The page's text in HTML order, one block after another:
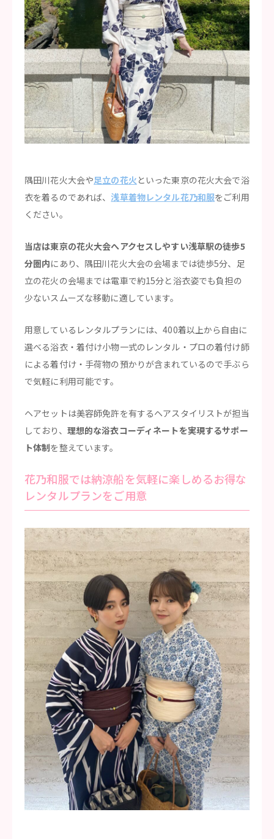
隅田川花火大会や足立の花火 といった東京の花火大会で浴
衣を着るのであれば、浅草着物レンタル花乃和服をご利用
ください。
当店は東京の花火大会へアクセスしやすい浅草駅の徒歩5
分圏内にあり、隅田川花火大会の会場までは徒歩5分、足
立の花火の会場までは電車で約15分と浴衣姿でも負担の
少ないスムーズな移動に適しています。
用意しているレンタルプランには、400着以上から自由に
選べる浴衣・着付け小物一式のレンタル・プロの着付け師
による着付け・手荷物の預かりが含まれているので手ぶら
で気軽に利用可能です。
ヘアセットは美容師免許を有するヘアスタイリストが担当
しており、 理想的な浴衣コーディネートを実現するサポー
ト体制を整えています。
花乃和服では納涼船を気軽に楽しめるお得な
レンタルプランをご用意